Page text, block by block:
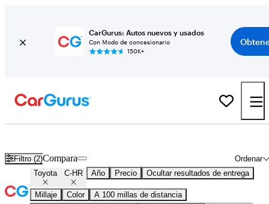
CarGurus: Autos nuevos y usados
Con Modo de concesionario
150K+
Filtro (2) Ordenar
Compara
Toyota C-HR Año Precio Ocultar resultados de entrega
Millaje Color
A 100 millas de distancia